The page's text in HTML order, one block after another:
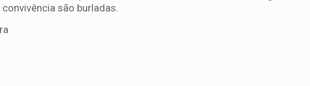
são burladas.